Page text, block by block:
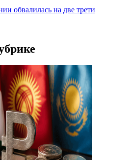
обвалилась на две трети